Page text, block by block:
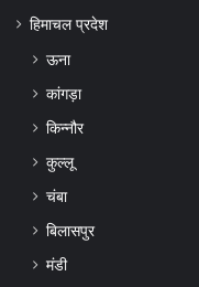
हिमाचल प्रदेश
ऊना
कांगड़ा
किन्नौर
कुल्लू
चंबा
बिलासपुर
मंडी